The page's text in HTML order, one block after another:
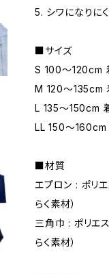
5. シワになりに
■サイズ
S 100～120cm
M 120～135cm
L 135～150cm
LL 150～
■材質
エプロン : ポリエ
らく素材）
三角巾 : ポリエス
らく素材）